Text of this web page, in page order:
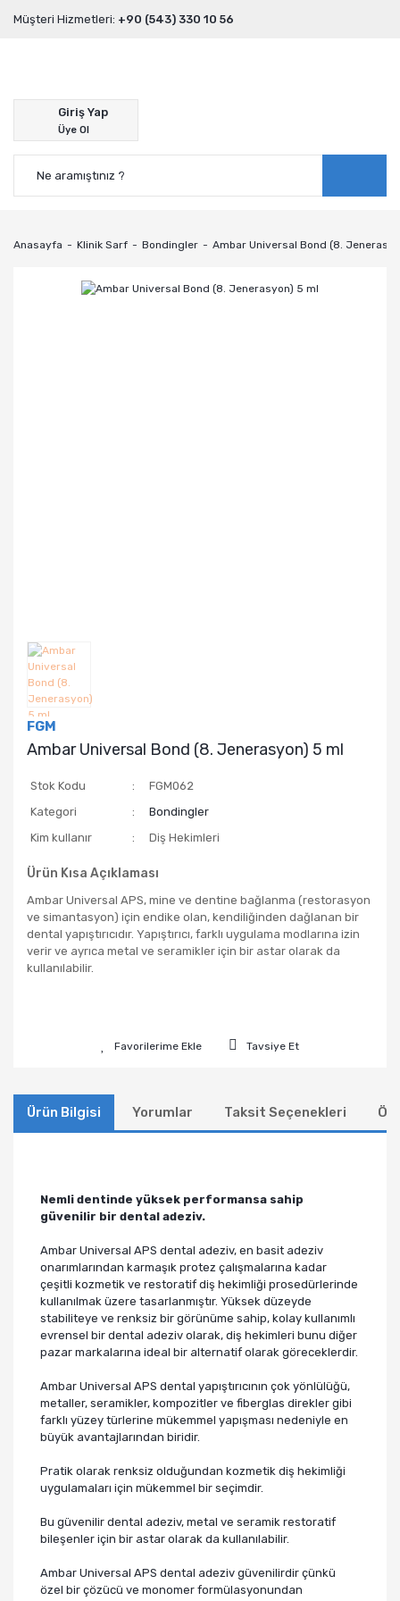
Müşteri Hizmetleri: +90 (543) 330 10 56
Giriş Yap
Üye Ol
Anasayfa Klinik Sarf Bondingler Ambar Universal Bond (8.
FGM
Ambar Universal Bond (8. Jenerasyon) 5 ml
Stok Kodu
FGM062
Kategori
Bondingler
Kim kullanır
Diş Hekimleri
Ürün Kısa Açıklaması
Ambar Universal APS, mine ve dentine bağlanma (restorasyon
ve simantasyon) için endike olan, kendiliğinden dağlanan bir
dental yapıştırıcıdır. Yapıştırıcı, farklı uygulama modlarına izin
verir ve ayrıca metal ve seramikler için bir astar olarak da
kullanılabilir.
Tavsiye Et
Ürün Bilgisi Yorumlar Taksit Seçenekleri
Nemli dentinde yüksek performansa sahip
güvenilir bir dental adeziv.
Ambar Universal APS dental adeziv, en basit adeziv
onarımlarından karmaşık protez çalışmalarına kadar
çeşitli kozmetik ve restoratif diş hekimliği prosedürlerinde
kullanılmak üzere tasarlanmıştır. Yüksek düzeyde
stabiliteye ve renksiz bir görünüme sahip, kolay kullanımlı
evrensel bir dental adeziv olarak, diş hekimleri bunu diğer
pazar markalarına ideal bir alternatif olarak göreceklerdir.
Ambar Universal APS dental yapıştırıcının çok yönlülüğü,
metaller, seramikler, kompozitler ve fiberglas direkler gibi
farklı yüzey türlerine mükemmel yapışması nedeniyle en
büyük avantajlarından biridir.
Pratik olarak renksiz olduğundan kozmetik diş hekimliği
uygulamaları için mükemmel bir seçimdir.
Bu güvenilir dental adeziv, metal ve seramik restoratif
bileşenler için bir astar olarak da kullanılabilir.
Ambar Universal APS dental adeziv güvenilirdir çünkü
özel bir çözücü ve monomer formülasyonundan